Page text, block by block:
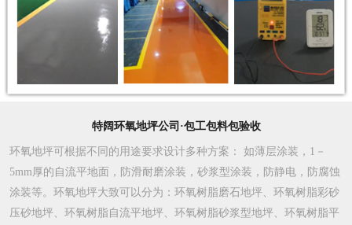
特阔环氧地坪公司·包工包料包验收
环氧地坪可根据不同的用途要求设计多种方案 ： 如薄层涂装，1－
5mm厚的自流平地面，防滑耐磨涂装，砂浆型涂装，防静电，防腐蚀
涂装等。环氧地坪大致可以分为：环氧树脂磨石地坪、环氧树脂彩砂
压砂地坪、环氧树脂自流平地坪、环氧树脂砂浆型地坪、环氧树脂平